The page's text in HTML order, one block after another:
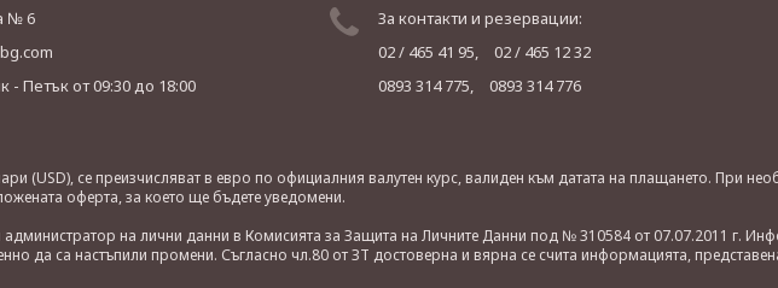
№ 6
- Петъкот 09:30 до 18:00
За контакти и резервации:
02 / 465 41 95,
02 / 465 12 32
0893 314 775,
0893 314 776
(USD), се преизчисляват в евро по официалния валутен курс, валиден към датата на плащането. При
оферта, за което ще бъдете уведомени.
на лични данни в Комисията за Защита на Личните Данни под № 310584 от 07.07.2011 г.
да са настъпили промени. Съгласно чл.80 от ЗТ достоверна и вярна се счита информацията,